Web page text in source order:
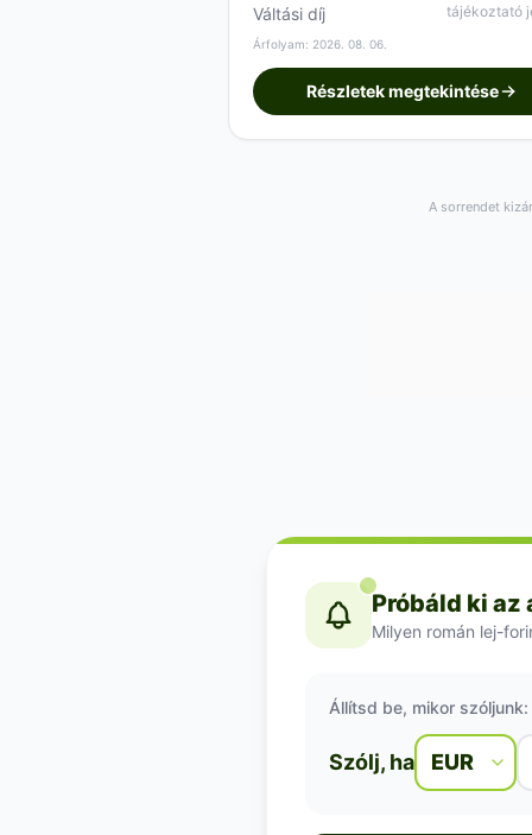
Váltási díj
tájékoztató
Árfolyam: 2026. 08. 06.
Részletek megtekintése
A sorrendet
Próbáld ki
Milyen román lej-
Állítsd be, mikor szóljunk:
Szólj, ha